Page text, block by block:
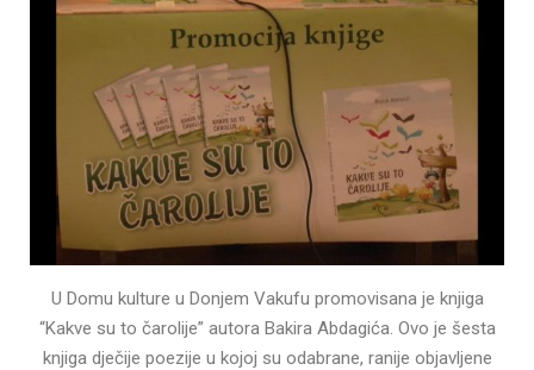
U Domu kulture u Donjem Vakufu promovisana je knjiga
“Kakve su to čarolije” autora Bakira Abdagića. Ovo je šesta
knjiga dječije poezije u kojoj su odabrane, ranije objavljene